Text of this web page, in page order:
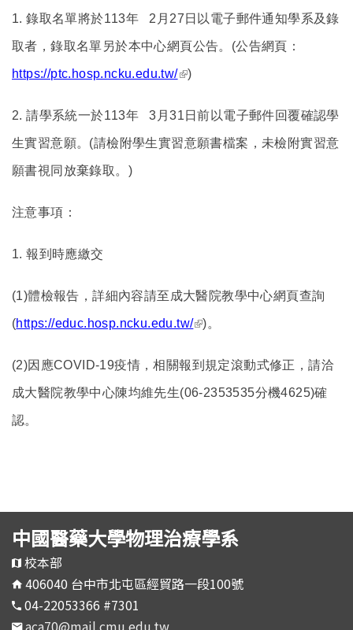
1.錄取名單將於113年 2月27日以電子郵件通知學系及錄
取者，錄取名單另於本中心網頁公告。(公告網頁：
https://ptc.hosp.ncku.edu.tw/(link is external)
)
2.請學系統一於113年 3月31日前以電子郵件回覆確認學
生實習意願。(請檢附學生實習意願書檔案，未檢附實習意
願書視同放棄錄取。)
注意事項：
1.報到時應繳交
(1)體檢報告，詳細內容請至成大醫院教學中心網頁查詢
(https://educ.hosp.ncku.edu.tw/(link is external)
)。
(2)因應COVID-19疫情，相關報到規定滾動式修正，請洽
成大醫院教學中心陳均維先生(06-2353535分機4625)確
認。
中國醫藥大學物理治療學系
校本部
406040 台中市北屯區經貿路一段100號
04-22053366 #7301
aca70@mail.cmu.edu.tw